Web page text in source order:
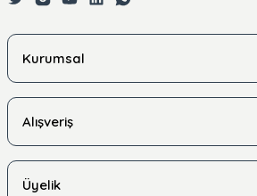
Kurumsal
Alışveriş
Üyelik